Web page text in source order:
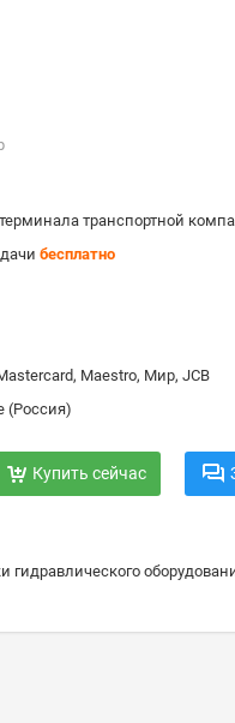
транспортной
бесплатно
Maestro, Мир, JCB
(Россия)
Купить сейчас
гидравлического